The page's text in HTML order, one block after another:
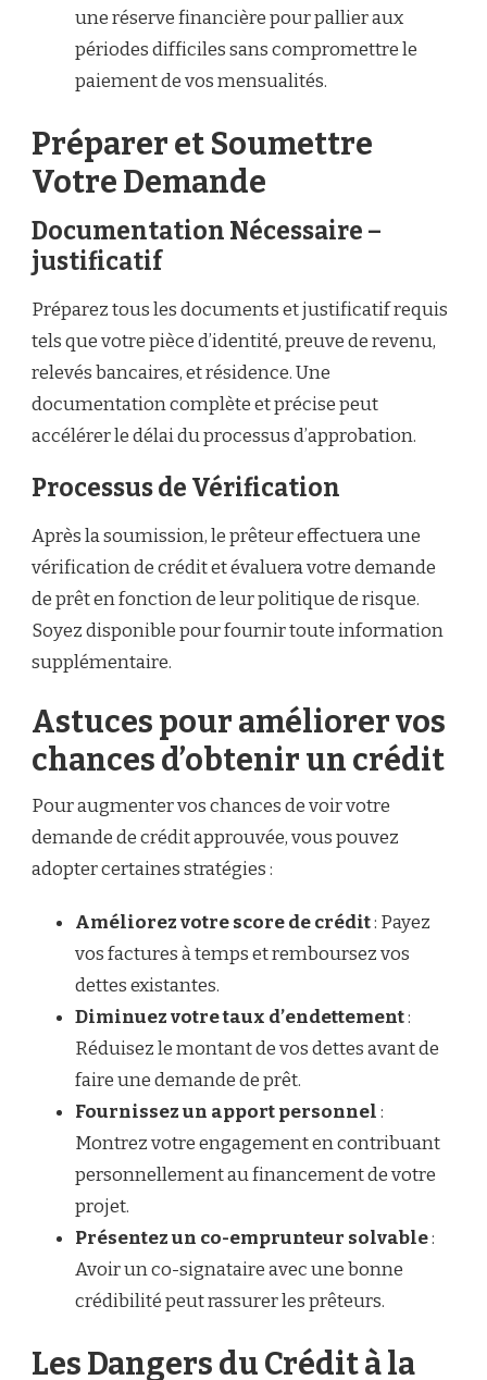
une réserve financière pour pallier aux
périodes difficiles sans compromettre le
paiement de vos mensualités.
Préparer et Soumettre
Votre Demande
Documentation Nécessaire –
justificatif
Préparez tous les documents et justificatif requis
tels que votre pièce d’identité, preuve de revenu,
relevés bancaires, et résidence. Une
documentation complète et précise peut
accélérer le délai du processus d’approbation.
Processus de Vérification
Après la soumission, le prêteur effectuera une
vérification de crédit et évaluera votre demande
de prêt en fonction de leur politique de risque.
Soyez disponible pour fournir toute information
supplémentaire.
Astuces pour améliorer vos
chances d’obtenir un crédit
Pour augmenter vos chances de voir votre
demande de crédit approuvée, vous pouvez
adopter certaines stratégies :
Améliorez votre score de crédit: Payez
vos factures à temps et remboursez vos
dettes existantes.
Diminuez votre taux d’endettement:
Réduisez le montant de vos dettes avant de
faire une demande de prêt.
Fournissez un apport personnel:
Montrez votre engagement en contribuant
personnellement au financement de votre
projet.
Présentez un co-emprunteur solvable:
Avoir un co-signataire avec une bonne
crédibilité peut rassurer les prêteurs.
Les Dangers du Crédit à la